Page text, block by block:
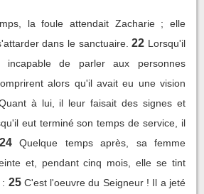
la foule attendait Zacharie ; elle
dans le sanctuaire. 22 Lorsqu'il
de parler aux personnes
alors qu'il avait eu une vision
à lui, il leur faisait des signes et
eut terminé son temps de service, il
24
Quelque temps après, sa femme
et, pendant cinq mois, elle se tint
25 C'est l'oeuvre du Seigneur ! Il a jeté